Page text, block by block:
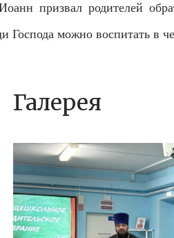
призвал родителей
Господа можно воспитать в
Галерея